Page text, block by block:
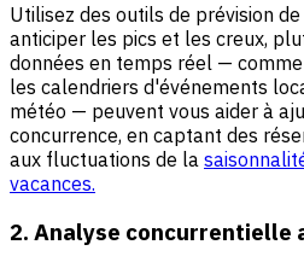
Utilisez des outils de prévision
anticiper les pics et les creux,
données en temps réel —
les calendriers d'événements
météo — peuvent vous aider à
concurrence, en captant des
aux fluctuations de la
vacances.
2. Analyse concurrentielle